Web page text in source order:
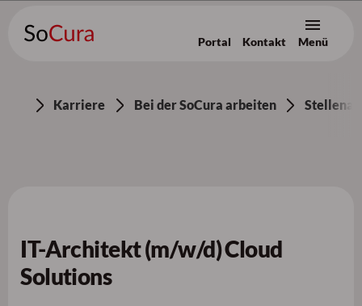
Portal Kontakt Menü
Karriere Bei der SoCura arbeiten
IT-Architekt (m/w/d) Cloud
Solutions